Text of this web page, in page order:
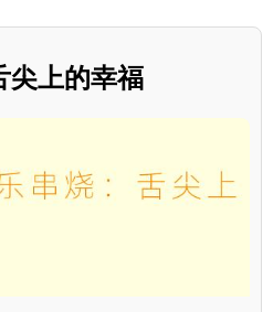
尖上的幸福